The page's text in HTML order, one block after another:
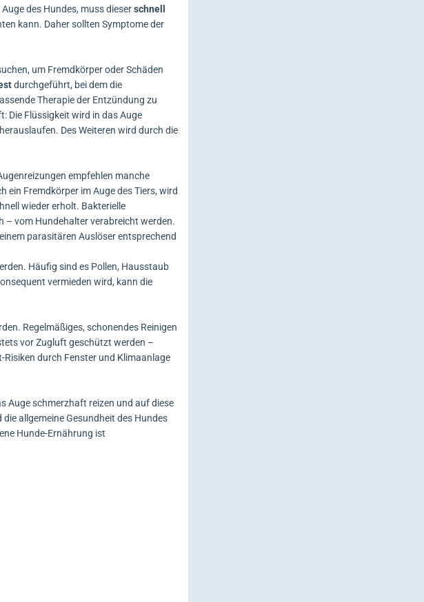
des Hundes, muss dieserschnell
kann. Daher sollten Symptome der
um Fremdkörper oder Schäden
durchgeführt, bei dem die
Therapie der Entzündung zu
Die Flüssigkeit wird in das Auge
Des Weiteren wird durch die
empfehlen manche
Fremdkörper im Auge des Tiers, wird
wieder erholt. Bakterielle
– vom Hundehalter verabreicht werden.
parasitären Auslöser entsprechend
Häufig sind es Pollen, Hausstaub
vermieden wird, kann die
Regelmäßiges, schonendes Reinigen
vor Zugluft geschützt werden –
durch Fenster und Klimaanlage
Auge schmerzhaft reizen und auf diese
allgemeine Gesundheit des Hundes
Hunde-Ernährung ist